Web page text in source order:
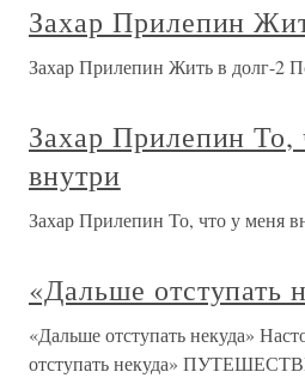
Захар Прилепин
Захар Прилепин Жить в долг-2
Захар Прилепин То,
внутри
Захар Прилепин То, что у меня
«Дальше отступать
«Дальше отступать некуда»
отступать некуда»